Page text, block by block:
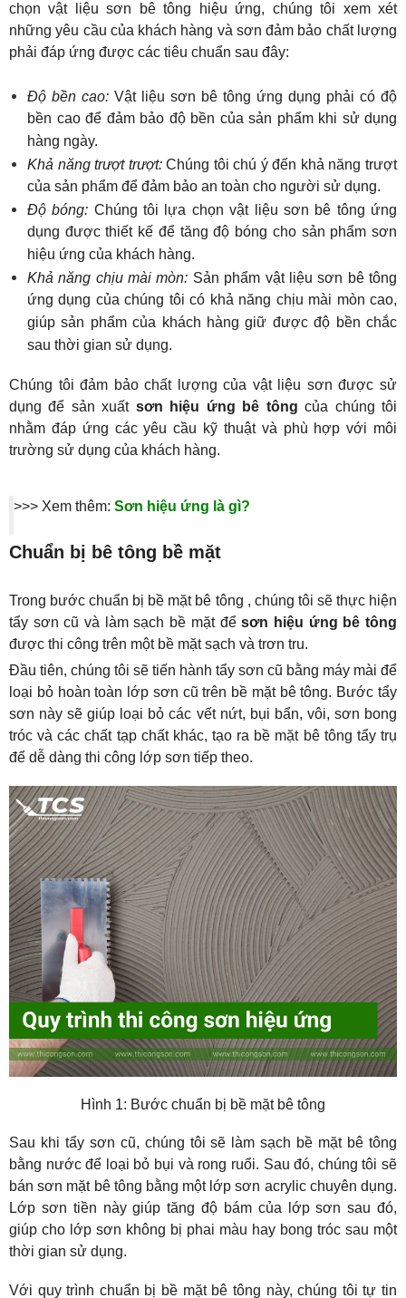
chọn vật liệu sơn bê tông hiệu ứng, chúng tôi xem xét
những yêu cầu của khách hàng và sơn đảm bảo chất lượng
phải đáp ứng được các tiêu chuẩn sau đây:
Độ bền cao: Vật liệu sơn bê tông ứng dụng phải có độ
bền cao để đảm bảo độ bền của sản phẩm khi sử dụng
hàng ngày.
Khả năng trượt trượt: Chúng tôi chú ý đến khả năng trượt
của sản phẩm để đảm bảo an toàn cho người sử dụng.
Độ bóng: Chúng tôi lựa chọn vật liệu sơn bê tông ứng
dụng được thiết kế để tăng độ bóng cho sản phẩm sơn
hiệu ứng của khách hàng.
Khả năng chịu mài mòn: Sản phẩm vật liệu sơn bê tông
ứng dụng của chúng tôi có khả năng chịu mài mòn cao,
giúp sản phẩm của khách hàng giữ được độ bền chắc
sau thời gian sử dụng.
Chúng tôi đảm bảo chất lượng của vật liệu sơn được sử
dụng để sản xuất sơn hiệu ứng bê tông của chúng tôi
nhằm đáp ứng các yêu cầu kỹ thuật và phù hợp với môi
trường sử dụng của khách hàng.
>>> Xem thêm: Sơn hiệu ứng là gì?
Chuẩn bị bê tông bề mặt
Trong bước chuẩn bị bề mặt bê tông , chúng tôi sẽ thực hiện
tẩy sơn cũ và làm sạch bề mặt để sơn hiệu ứng bê tông
được thi công trên một bề mặt sạch và trơn tru.
Đầu tiên, chúng tôi sẽ tiến hành tẩy sơn cũ bằng máy mài để
loại bỏ hoàn toàn lớp sơn cũ trên bề mặt bê tông. Bước tẩy
sơn này sẽ giúp loại bỏ các vết nứt, bụi bẩn, vôi, sơn bong
tróc và các chất tạp chất khác, tạo ra bề mặt bê tông tẩy trụ
để dễ dàng thi công lớp sơn tiếp theo.
Hình 1: Bước chuẩn bị bề mặt bê tông
Sau khi tẩy sơn cũ, chúng tôi sẽ làm sạch bề mặt bê tông
bằng nước để loại bỏ bụi và rong ruổi. Sau đó, chúng tôi sẽ
bán sơn mặt bê tông bằng một lớp sơn acrylic chuyên dụng.
Lớp sơn tiền này giúp tăng độ bám của lớp sơn sau đó,
giúp cho lớp sơn không bị phai màu hay bong tróc sau một
thời gian sử dụng.
Với quy trình chuẩn bị bề mặt bê tông này, chúng tôi tự tin